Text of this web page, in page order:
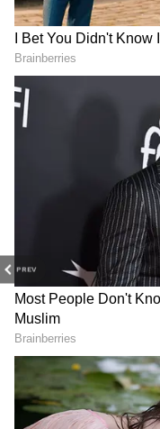
PREV
உள்ள 717
வழிபாட்டுத்
நிலையங்கள்
சுற்றளவில்
இன்னும் பல
முடிவுகள்
நோக்கர்கள்
சினிமா உலகம்
உள்ளது.
Related Articles
Jana Nayagan :
ஜன நாயகன் எப்போ
அப்டேட்டை